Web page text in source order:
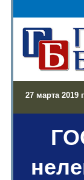
27 марта 2019